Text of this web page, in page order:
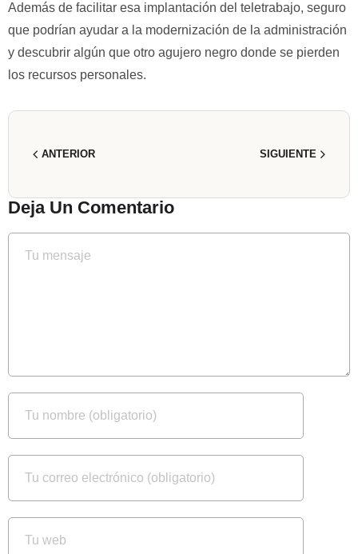
Además de facilitar esa implantación del teletrabajo, seguro
que podrían ayudar a la modernización de la administración
y descubrir algún que otro agujero negro donde se pierden
los recursos personales.
ANTERIOR SIGUIENTE
Deja Un Comentario